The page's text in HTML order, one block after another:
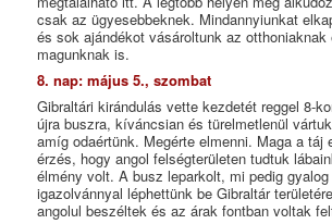
csak az ügyesebbeknek. Mindannyiunkat
és sok ajándékot vásároltunk az otthoniaknak
magunknak is.
8. nap: május 5., szombat
Gibraltári kirándulás vette kezdetét reggel 8-
újra buszra, kíváncsian és türelmetlenül
amíg odaértünk. Megérte elmenni. Maga a táj
érzés, hogy angol felségterületen tudtuk
élmény volt. A busz leparkolt, mi pedig
igazolvánnyal léphettünk be Gibraltár
angolul beszéltek és az árak fontban voltak